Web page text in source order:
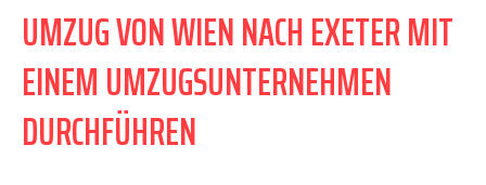
UMZUG VON WIEN NACH EXETER MIT
EINEM UMZUGSUNTERNEHMEN
DURCHFÜHREN